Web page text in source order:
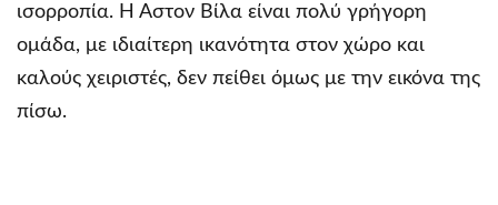
ισορροπία. Η Άστον Βίλα είναι πολύ γρήγορη
ομάδα, με ιδιαίτερη ικανότητα στον χώρο και
καλούς χειριστές, δεν πείθει όμως με την εικόνα της
πίσω.